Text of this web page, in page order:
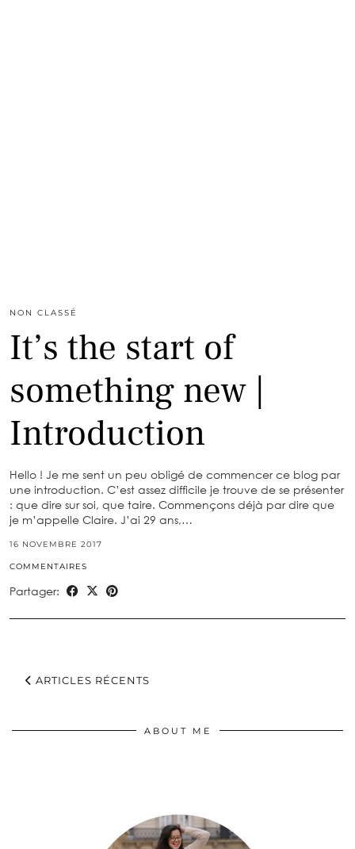
NON CLASSÉ
It’s the start of
something new |
Introduction
Hello ! Je me sent un peu obligé de commencer ce blog par
une introduction. C’est assez difficile je trouve de se présenter
: que dire sur soi, que taire. Commençons déjà par dire que
je m’appelle Claire. J’ai 29 ans,…
16 NOVEMBRE 2017
COMMENTAIRES
Partager:
ARTICLES RÉCENTS
ABOUT ME